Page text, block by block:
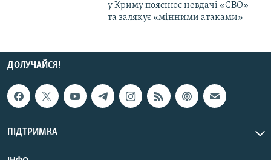
у Криму пояснює невдачі «СВО»
та залякує «мінними атаками»
ДОЛУЧАЙСЯ!
ПІДТРИМКА